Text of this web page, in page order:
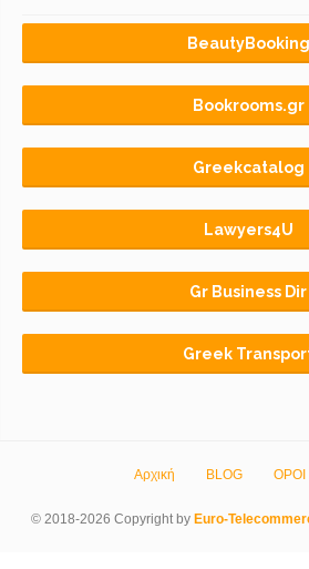
BeautyBooking
Bookrooms.gr
Greekcatalog
Lawyers4U
Gr Business Dir
Greek
Αρχική BLOG
© 2018-2026 Copyright by Euro-